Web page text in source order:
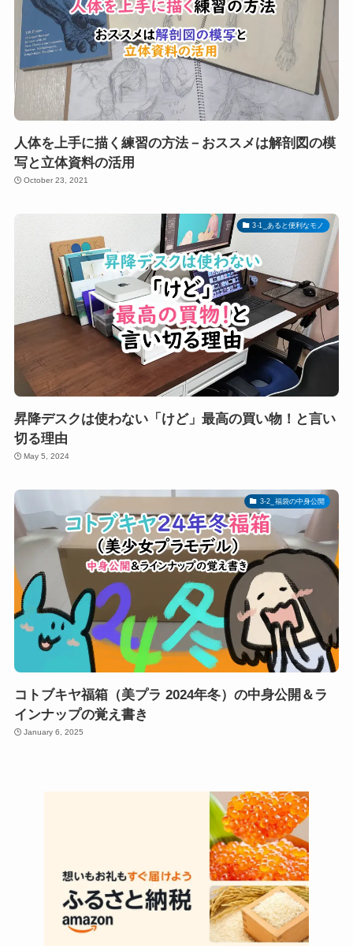
人体を上手に描く練習の方法－おススメは解剖図の模
写と立体資料の活用
October 23, 2021
3-1_あると便利なモノ
昇降デスクは使わない「けど」最高の買い物！と言い
切る理由
May 5, 2024
3-2_福袋の中身公開
コトブキヤ福箱（美プラ 2024年冬）の中身公開＆ラ
インナップの覚え書き
January 6, 2025